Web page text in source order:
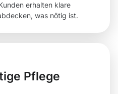
erhalten klare
was nötig ist.
Pflege